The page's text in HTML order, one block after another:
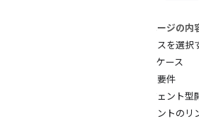
このページの内
統合パスを選択
ユースケース
機能と要件
エージェント型
アカウントのリ